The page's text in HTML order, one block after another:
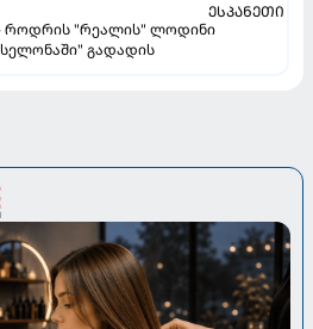
ᲔᲡᲞᲐᲜᲔᲗᲘ
როდრის "რეალის" ლოდინი
გადადის